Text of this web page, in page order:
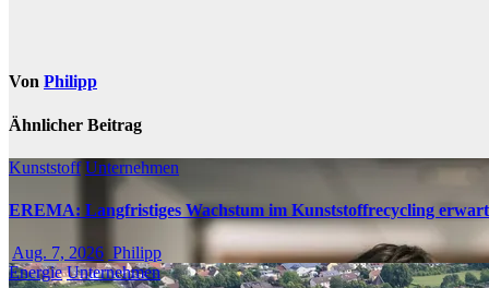
Von Philipp
Ähnlicher Beitrag
Kunststoff Unternehmen
EREMA: Langfristiges Wachstum im Kunststoffrecycling
Aug. 7, 2026 Philipp
Energie Unternehmen